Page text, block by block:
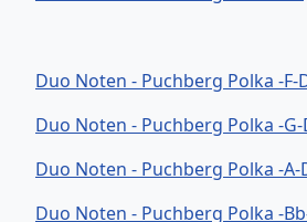
Duo Noten - Puchberg Polka -F-
Duo Noten - Puchberg Polka -
Duo Noten - Puchberg Polka -
Duo Noten - Puchberg Polka -